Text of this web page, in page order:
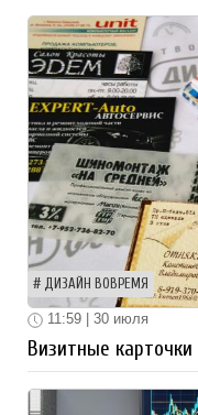
ДИЗАЙН ВОВРЕМЯ
11:59 | 30 июля
Визитные